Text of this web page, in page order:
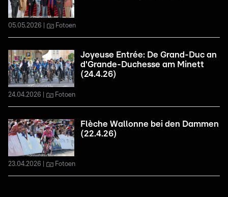
05.05.2026 Fotoen
Joyeuse Entrée: De Grand-Duc an
d'Grande-Duchesse am Minett
(24.4.26)
24.04.2026 Fotoen
Flèche Wallonne bei den Dammen
(22.4.26)
23.04.2026 Fotoen